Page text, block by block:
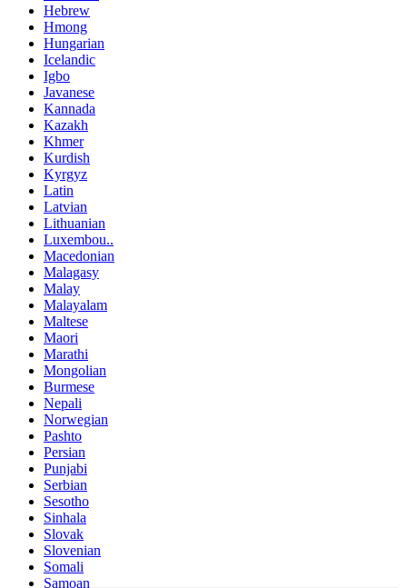
Hebrew
Hmong
Hungarian
Icelandic
Igbo
Javanese
Kannada
Kazakh
Khmer
Kurdish
Kyrgyz
Latin
Latvian
Lithuanian
Luxembou..
Macedonian
Malagasy
Malay
Malayalam
Maltese
Maori
Marathi
Mongolian
Burmese
Nepali
Norwegian
Pashto
Persian
Punjabi
Serbian
Sesotho
Sinhala
Slovak
Slovenian
Somali
Samoan